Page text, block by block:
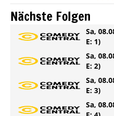
Nächste Folgen
Sa,
E: 1)
Sa,
E: 2)
Sa,
E: 3)
Sa,